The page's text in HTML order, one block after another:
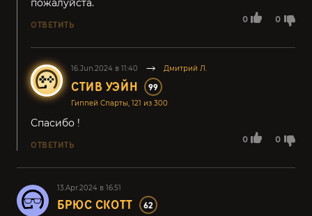
0 0
пожалуйста.
ОТВЕТИТЬ
16.Jun.2024 в 11:40 Дмитрий Л.
СТИВ УЭЙН 99
Гиппей Спарты, 121 из 300
0 0
Спасибо !
ОТВЕТИТЬ
13.Apr.2024 в 16:51
БРЮС СКОТТ 62